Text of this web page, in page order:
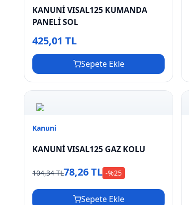
KANUNİ VISAL125 KUMANDA
PANELİ SOL
425,01 TL
Sepete Ekle
Kanuni
KANUNİ VISAL125 GAZ KOLU
104,34 TL78,26 TL -%25
Sepete Ekle